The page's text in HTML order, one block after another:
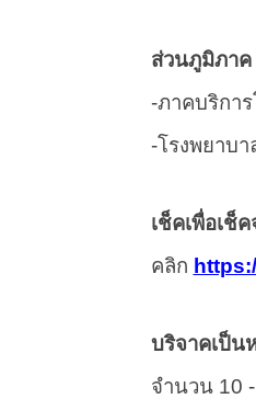
ส่วนภูมิภาค
-ภาคบริกา
-โรงพยาบา
เช็คเพื่อเช็
คลิก
บริจาคเป็น
จำนวน 10